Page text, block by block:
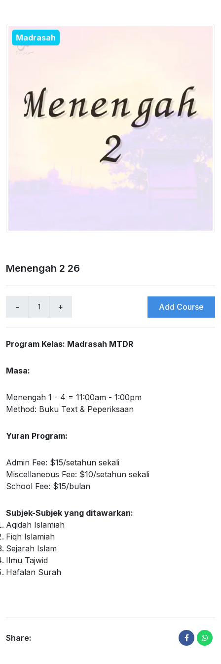
Madrasah
Menengah 2 26
Add Course
Program Kelas: Madrasah MTDR
Masa:
Menengah 1 - 4 = 11:00am - 1:00pm
Method: Buku Text & Peperiksaan
Yuran Program:
Admin Fee: $15/setahun sekali
Miscellaneous Fee: $10/setahun sekali
School Fee: $15/bulan
Subjek-Subjek yang ditawarkan:
Aqidah Islamiah
Fiqh Islamiah
Sejarah Islam
Ilmu Tajwid
Hafalan Surah
Share: